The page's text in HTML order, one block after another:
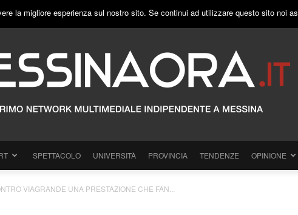
SPETTACOLO UNIVERSITÀ PROVINCIA TENDENZE OPINIONE
VIAGRANDE UNA PRESTAZIONE CHE FAN...
la migliore esperienza sul nostro sito. Se continui ad utilizzare questo sito noi